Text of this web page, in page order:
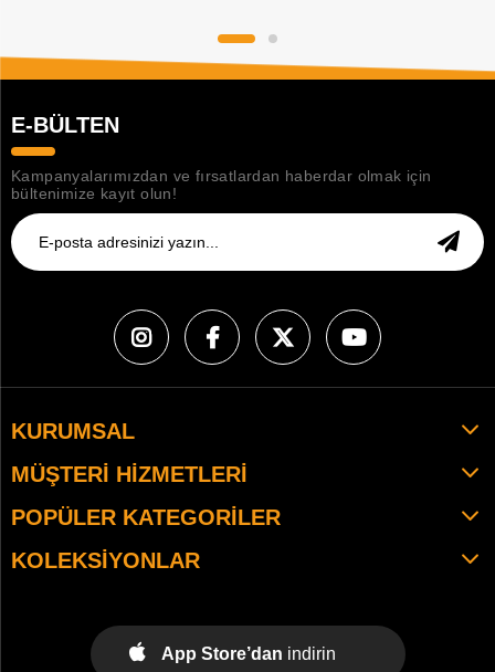
E-BÜLTEN
Kampanyalarımızdan ve fırsatlardan haberdar olmak için
bültenimize kayıt olun!
KURUMSAL
MÜŞTERI HIZMETLERI
POPÜLER KATEGORILER
KOLEKSIYONLAR
App Store’dan indirin